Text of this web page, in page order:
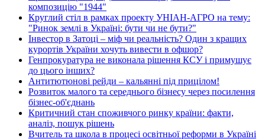
композицію "1944"
Круглий стіл в рамках проекту УНІАН-АГРО на тему:
"Ринок землі в Україні: бути чи не бути?"
Інвестор в Затоці – міф чи реальність? Один з кращих
курортів України хочуть вивести в офшор?
Генпрокуратура не виконала рішення КСУ і примушує
до цього інших?
Антитютюнові рейди – кальянні під прицілом!
Розвиток малого та середнього бізнесу через посилення
бізнес-об'єднань
Критичний стан споживчого ринку країни: факти,
аналіз, пошук рішень
Вчитель та школа в процесі освітньої реформи в Україні